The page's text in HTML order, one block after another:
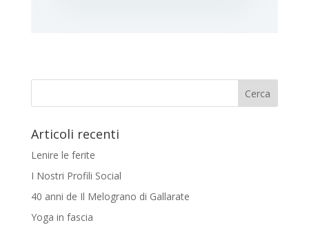
Articoli recenti
Lenire le ferite
I Nostri Profili Social
40 anni de Il Melograno di Gallarate
Yoga in fascia